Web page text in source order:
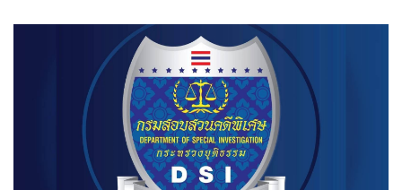
เวชยชัย รองนายกรัฐมนตรี และรัฐมนตรีว่าการกระทรวงกลาโหม